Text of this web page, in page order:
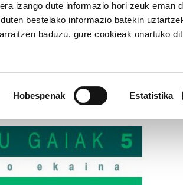
izango dute informazio hori zeuk eman
bestelako informazio batekin
baduzu, gure cookieak onartuko
Hobespenak Estatistika
energia eredu iraunkor
energia